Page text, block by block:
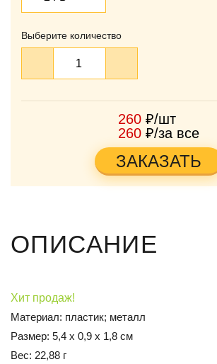
Выберите количество
260 ₽/шт
260 ₽/за все
ЗАКАЗАТЬ
ОПИСАНИЕ
Хит продаж!
Материал: пластик; металл
Размер: 5,4 х 0,9 х 1,8 см
Вес: 22,88 г